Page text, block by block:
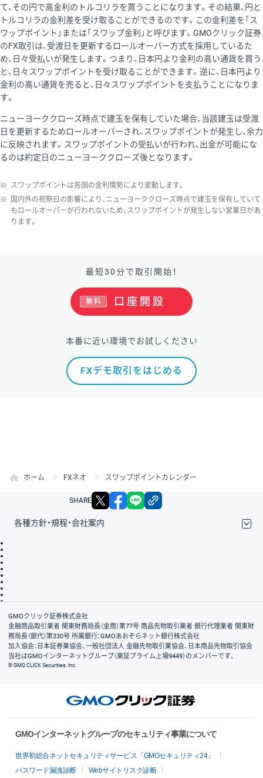
て、その円で高金利のトルコリラを買うことになります。その結果、円と
トルコリラの金利差を受け取ることができるのです。この金利差を「ス
ワップポイント」または「スワップ金利」と呼びます。GMOクリック証券
のFX取引は、受渡日を更新するロールオーバー方式を採用しているた
め、日々受払いが発生します。つまり、日本円より金利の高い通貨を買う
と、日々スワップポイントを受け取ることができます。逆に、日本円より
金利の高い通貨を売ると、日々スワップポイントを支払うことになりま
す。
ニューヨーククローズ時点で建玉を保有していた場合、当該建玉は受渡
日を更新するためロールオーバーされ、スワップポイントが発生し、余力
に反映されます。スワップポイントの受払いが行われ、出金が可能にな
るのは約定日のニューヨーククローズ後となります。
※ スワップポイントは各国の金利情勢により変動します。
※
国内外の祝祭日の影響により、ニューヨーククローズ時点で建玉を保有していて
もロールオーバーが行われないため、スワップポイントが発生しない営業日があ
ります。
最短30分で取引開始！
口座開設
無料
本番に近い環境でお試しください
FXデモ取引をはじめる
ホーム FXネオ スワップポイントカレンダー
SHARE X facebook
各種方針・規程・会社案内
会社案内
GMOクリック証券株式会社
金融商品取引業者 関東財務局長（金商）第77号 商品先物取引業者 銀行代理業者 関東財
務局長（銀代）第330号 所属銀行：GMOあおぞらネット銀行株式会社
加入協会：日本証券業協会、一般社団法人 金融先物取引業協会、日本商品先物取引協会
当社はGMOインターネットグループ（東証プライム上場9449）のメンバーです。
© GMO CLICK Securities, Inc.
GMOインターネットグループのセキュリティ事業について
世界初総合ネットセキュリティサービス「GMOセキュリティ24」
パスワード漏洩診断
Webサイトリスク診断